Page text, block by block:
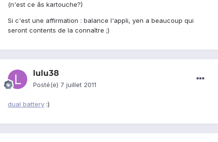
(n'est ce âs kartouche?)
Si c'est une affirmation : balance l'appli, yen a beaucoup qui
seront contents de la connaître ;)
lulu38
Posté(e) 7 juillet 2011
dual battery :)